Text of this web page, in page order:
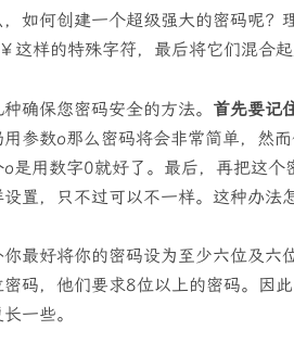
，如何创建一个超级强大的密码呢？
这样的特殊字符，最后将它们混合
确保您密码安全的方法。 首先要记
用参数o那么密码将会非常简单，然
o是用数字0就好了。最后，再把这
设置，只不过可以不一样。这种办法
你最好将你的密码设为至少六位及六
密码，他们要求8位以上的密码。因
一些。